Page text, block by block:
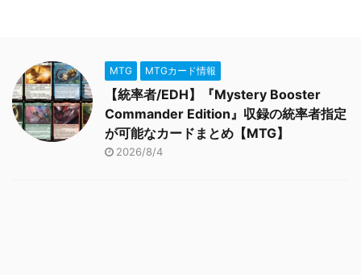
MTG MTGカード情報
【統率者/EDH】『Mystery Booster
Commander Edition』収録の統率者指定
が可能なカードまとめ【MTG】
2026/8/4